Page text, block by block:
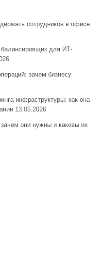
сотрудников в офисе
для ИТ-
зачем бизнесу
инфраструктуры: как она
13.05.2026
они нужны и каковы их